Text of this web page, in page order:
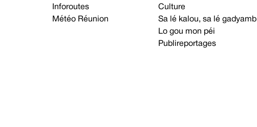
Inforoutes
Météo Réunion
Culture
Sa lé kalou, sa lé gadyamb
Lo gou mon péi
Publireportages